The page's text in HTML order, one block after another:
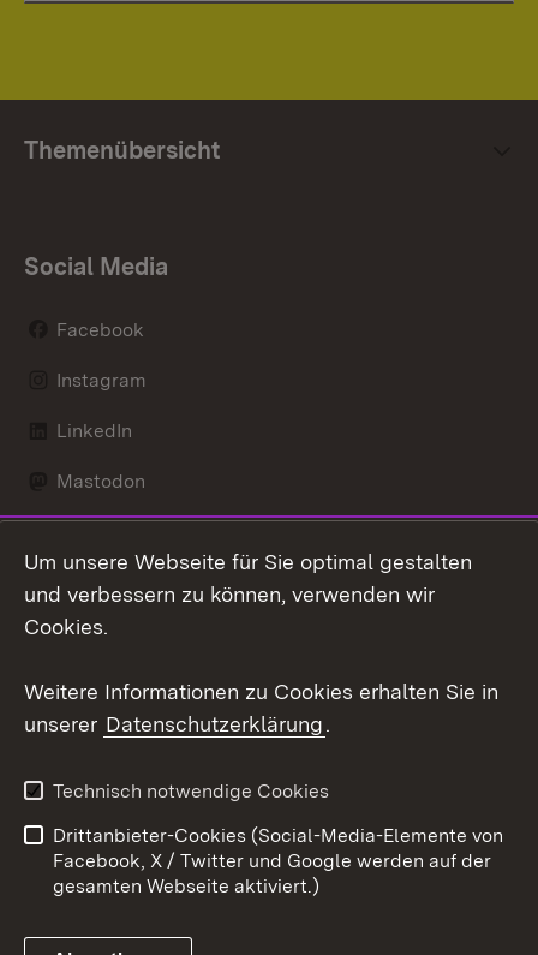
Themenübersicht
Social Media
Facebook
Instagram
LinkedIn
Mastodon
X / Twitter
Youtube
Kontakt
Datenschutz
Barrierefreiheit
Impressum Cookies
Um unsere Webseite für Sie optimal gestalten
und verbessern zu können, verwenden wir
Cookies.
Weitere Informationen zu Cookies erhalten Sie in
unserer Datenschutzerklärung.
Technisch notwendige Cookies
Drittanbieter-Cookies (Social-Media-Elemente von
Facebook, X / Twitter und Google werden auf der
gesamten Webseite aktiviert.)